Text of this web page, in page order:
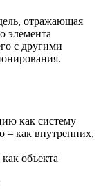
отражающая
элемента
с другими
как систему
– как внутренних,
объекта